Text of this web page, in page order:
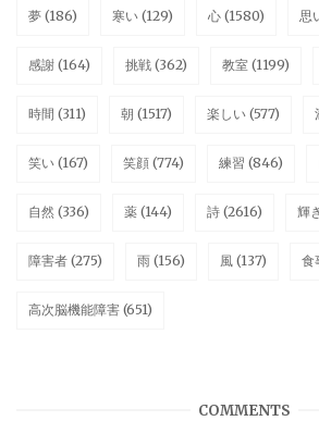
夢 (186) 寒い (129) 心 (1580) 思
感謝 (164) 挑戦 (362) 教室 (1199)
時間 (311) 朝 (1517) 楽しい (577)
笑い (167) 笑顔 (774) 練習 (846)
自然 (336) 薬 (144) 詩 (2616) 輝
障害者 (275) 雨 (156) 風 (137) 食
高次脳機能障害 (651)
COMMENTS